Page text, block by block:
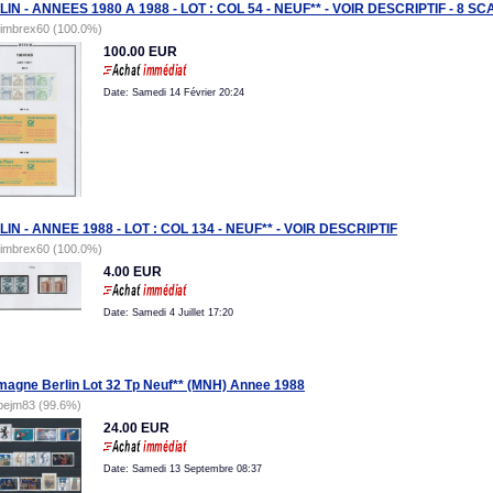
- ANNEES 1980 A 1988 - LOT : COL 54 - NEUF** - VOIR DESCRIPTIF - 8
(100.0%)
100.00 EUR
Date: Samedi 14 Février 20:24
- ANNEE 1988 - LOT : COL 134 - NEUF** - VOIR DESCRIPTIF
(100.0%)
4.00 EUR
Date: Samedi 4 Juillet 17:20
Berlin Lot 32 Tp Neuf** (MNH) Annee 1988
(99.6%)
24.00 EUR
Date: Samedi 13 Septembre 08:37